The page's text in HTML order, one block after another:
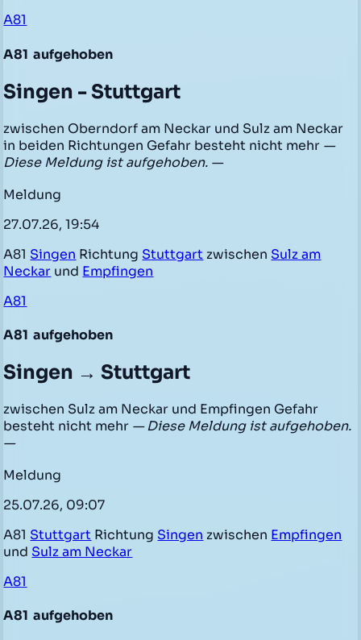
A81
A81 aufgehoben
Singen - Stuttgart
zwischen Oberndorf am Neckar und Sulz am Neckar
in beiden Richtungen Gefahr besteht nicht mehr —
Diese Meldung ist aufgehoben. —
Meldung
27.07.26, 19:54
A81 Singen Richtung Stuttgart zwischen Sulz am
Neckar und Empfingen
A81
A81 aufgehoben
Singen → Stuttgart
zwischen Sulz am Neckar und Empfingen Gefahr
besteht nicht mehr — Diese Meldung ist aufgehoben.
—
Meldung
25.07.26, 09:07
A81 Stuttgart Richtung Singen zwischen Empfingen
und Sulz am Neckar
A81
A81 aufgehoben